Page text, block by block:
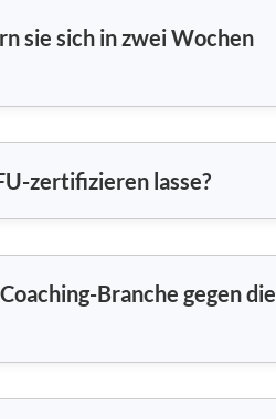
sie sich in zwei Wochen
zertifizieren lasse?
Branche gegen die